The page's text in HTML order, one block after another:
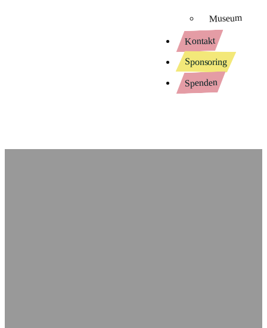
Museum
Kontakt
Sponsoring
Spenden